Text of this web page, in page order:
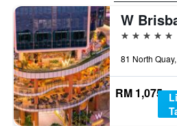
W
5 bintang
RM 1,075